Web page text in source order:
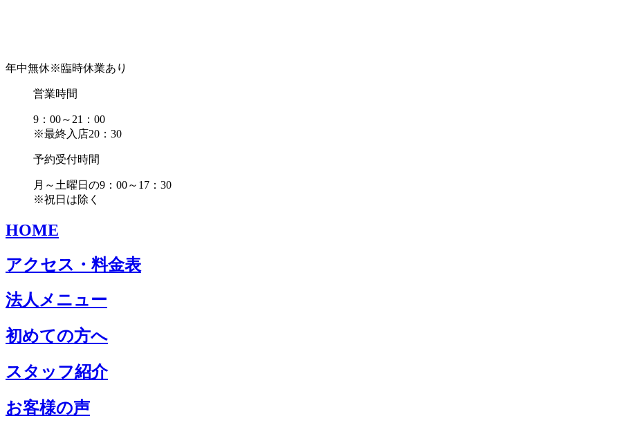
年中無休※臨時休業あり
営業時間
9：00～21：00
※最終入店20：30
予約受付時間
月～土曜日の9：00～17：30
※祝日は除く
HOME
アクセス・料金表
法人メニュー
初めての方へ
スタッフ紹介
お客様の声